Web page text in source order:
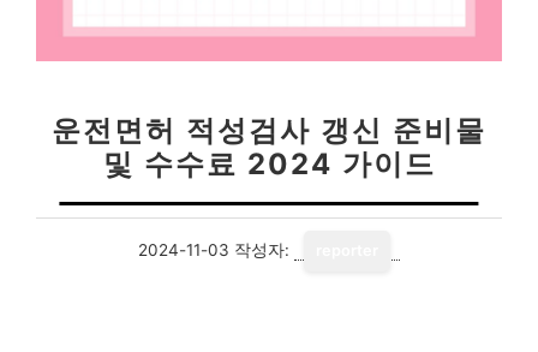
운전면허 적성검사 갱신 준비물
및 수수료 2024 가이드
2024-11-03 작성자: